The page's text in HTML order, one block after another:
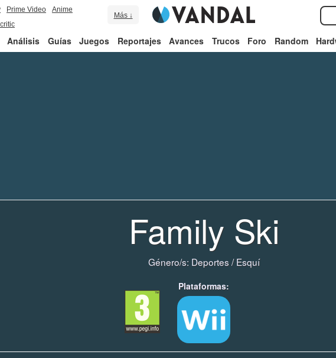
Prime Video
Anime
Más ↓
Análisis Guías Juegos Reportajes Avances Trucos Foro Random
Family Ski
Género/s: Deportes/Esquí
Plataformas: